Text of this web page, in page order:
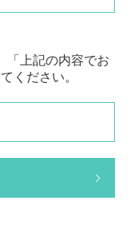
「上記の内容でお
ください。